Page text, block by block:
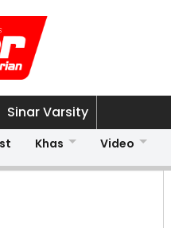
Sinar Varsity
Khas Video